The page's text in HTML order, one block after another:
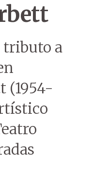
tributo a
(1954-